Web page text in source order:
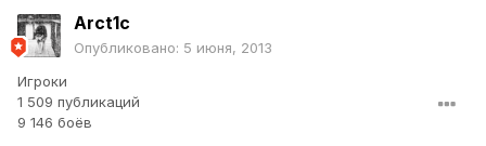
Arct1c
Опубликовано: 5 июня, 2013
Игроки
1 509 публикаций
9 146 боёв